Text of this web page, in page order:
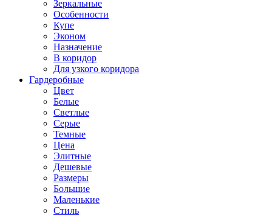
Зеркальные
Особенности
Купе
Эконом
Назначение
В коридор
Для узкого коридора
Гардеробные
Цвет
Белые
Светлые
Серые
Темные
Цена
Элитные
Дешевые
Размеры
Большие
Маленькие
Стиль